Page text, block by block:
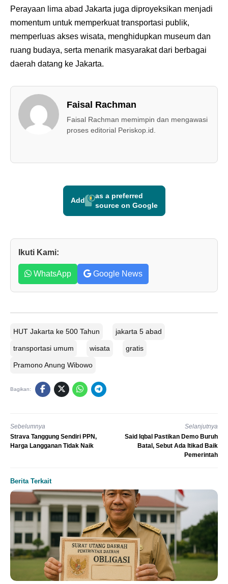
Perayaan lima abad Jakarta juga diproyeksikan menjadi
momentum untuk memperkuat transportasi publik,
memperluas akses wisata, menghidupkan museum dan
ruang budaya, serta menarik masyarakat dari berbagai
daerah datang ke Jakarta.
Faisal Rachman
Faisal Rachman memimpin dan mengawasi
proses editorial Periskop.id.
Add
as a preferred
source on Google
Ikuti Kami:
WhatsApp Google News
HUT Jakarta ke 500 Tahun jakarta 5 abad
transportasi umum wisata gratis
Pramono Anung Wibowo
Bagikan:
Sebelumnya
Strava Tanggung Sendiri PPN,
Harga Langganan Tidak Naik
Selanjutnya
Said Iqbal Pastikan Demo Buruh
Batal, Sebut Ada Itikad Baik
Pemerintah
Berita Terkait